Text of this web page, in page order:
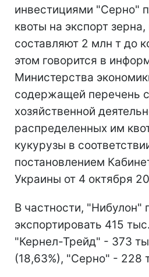
инвестициями "Серно"
квоты на экспорт
составляют 2 млн т до
этом говорится в
Министерства
содержащей перечень
хозяйственной
распределенных им
кукурузы в
постановлением
Украины от 4 октября
В частности, "Нибулон"
экспортировать 415
"Кернел-Трейд" - 373
(18,63%), "Серно" - 228